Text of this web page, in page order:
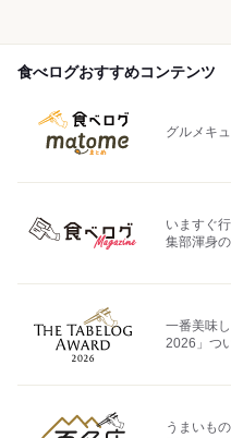
食べログおすすめコンテンツ
グルメキ
いますぐ
集部渾身
一番美味
2026」つ
うまいも